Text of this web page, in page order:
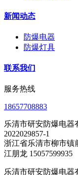
新闻动态
防爆电器
防爆灯具
联系我们
服务热线
18657708883
乐清市研安防爆电器
2022029857-1
浙江省乐清市柳市镇
江朋龙 15057599935
乐清市研安防爆电器